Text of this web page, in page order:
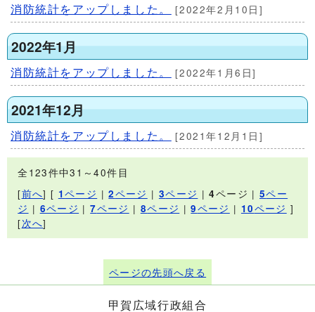
消防統計をアップしました。 [2022年2月10日]
2022年1月
消防統計をアップしました。 [2022年1月6日]
2021年12月
消防統計をアップしました。 [2021年12月1日]
全123件中31～40件目
[前へ] [ 1ページ |2ページ | 3ページ |4ページ | 5ペー
ジ | 6ページ |7ページ | 8ページ |9ページ | 10ページ ]
[次へ]
ページの先頭へ戻る
甲賀広域行政組合